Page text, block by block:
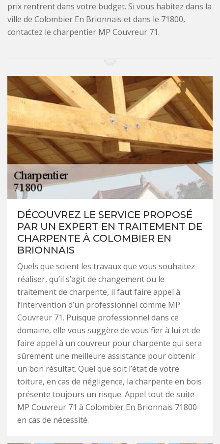
prix rentrent dans votre budget. Si vous habitez dans la
ville de Colombier En Brionnais et dans le 71800,
contactez le charpentier MP Couvreur 71.
DÉCOUVREZ LE SERVICE PROPOSÉ
PAR UN EXPERT EN TRAITEMENT DE
CHARPENTE À COLOMBIER EN
BRIONNAIS
Quels que soient les travaux que vous souhaitez
réaliser, qu’il s’agit de changement ou le
traitement de charpente, il faut faire appel à
l’intervention d’un professionnel comme MP
Couvreur 71. Puisque professionnel dans ce
domaine, elle vous suggère de vous fier à lui et de
faire appel à un couvreur pour charpente qui sera
sûrement une meilleure assistance pour obtenir
un bon résultat. Quel que soit l’état de votre
toiture, en cas de négligence, la charpente en bois
présente toujours un risque. Appel tout de suite
MP Couvreur 71 à Colombier En Brionnais 71800
en cas de nécessité.